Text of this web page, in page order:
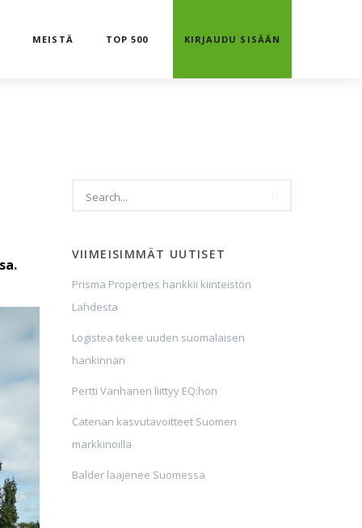
MEISTÄ TOP 500 KIRJAUDU SISÄÄN
VIIMEISIMMÄT UUTISET
Prisma Properties hankkii kiinteistön
Lahdesta
Logistea tekee uuden suomalaisen
hankinnan
Pertti Vanhanen liittyy EQ:hon
Catenan kasvutavoitteet Suomen
markkinoilla
Balder laajenee Suomessa